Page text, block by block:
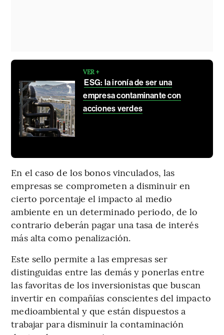
VER +
ESG: la ironía de ser una
empresa contaminante con
acciones verdes
En el caso de los bonos vinculados, las
empresas se comprometen a disminuir en
cierto porcentaje el impacto al medio
ambiente en un determinado periodo, de lo
contrario deberán pagar una tasa de interés
más alta como penalización.
Este sello permite a las empresas ser
distinguidas entre las demás y ponerlas entre
las favoritas de los inversionistas que buscan
invertir en compañías conscientes del impacto
medioambiental y que están dispuestos a
trabajar para disminuir la contaminación